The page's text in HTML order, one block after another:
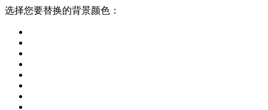
选择您要替换的背景颜色：